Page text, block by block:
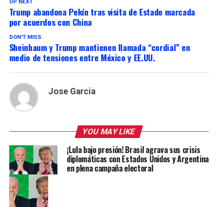
UP NEXT
Trump abandona Pekín tras visita de Estado marcada
por acuerdos con China
DON'T MISS
Sheinbaum y Trump mantienen llamada “cordial” en
medio de tensiones entre México y EE.UU.
Jose Garcia
YOU MAY LIKE
¡Lula bajo presión! Brasil agrava sus crisis
diplomáticas con Estados Unidos y Argentina
en plena campaña electoral